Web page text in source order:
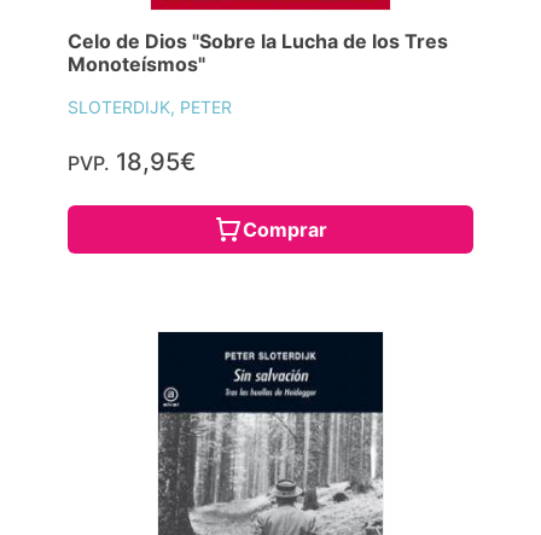
Celo de Dios "Sobre la Lucha de los Tres
Monoteísmos"
SLOTERDIJK, PETER
PVP. 18,95€
Comprar